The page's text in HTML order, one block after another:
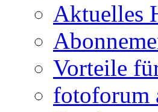
Aktuelles
Vorteile
fotoforum